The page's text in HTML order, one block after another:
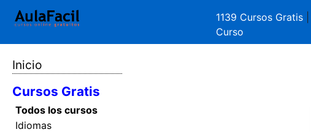
1139 Cursos Gratis
Curso
Inicio
Cursos Gratis
Todos los cursos
Idiomas